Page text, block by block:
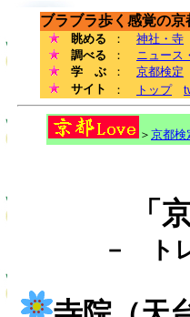
ブラブラ歩く感覚の
眺める ： 神社・寺
調べる
： ニュース
学 ぶ
： 京都検定
サイト
： トップ
＞ 京都検
「
－ ト